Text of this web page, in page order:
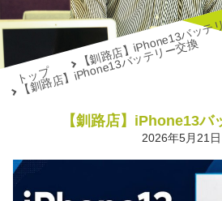
トップ
【釧路店】iPhone13バッ
【釧路店】iPhone13バッテリー交換
【釧路店】iPhone13バ
2026年5月21日